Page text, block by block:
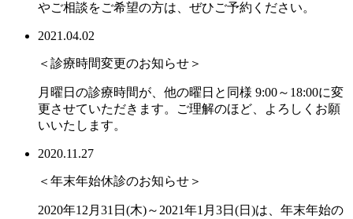
やご相談をご希望の方は、ぜひご予約ください。
2021.04.02
＜診療時間変更のお知らせ＞
月曜日の診療時間が、他の曜日と同様 9:00～18:00に変
更させていただきます。ご理解のほど、よろしくお願
いいたします。
2020.11.27
＜年末年始休診のお知らせ＞
2020年12月31日(木)～2021年1月3日(日)は、年末年始の